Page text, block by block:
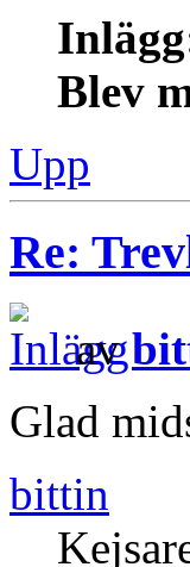
Blev
Upp
Re:
av
Glad
bittin